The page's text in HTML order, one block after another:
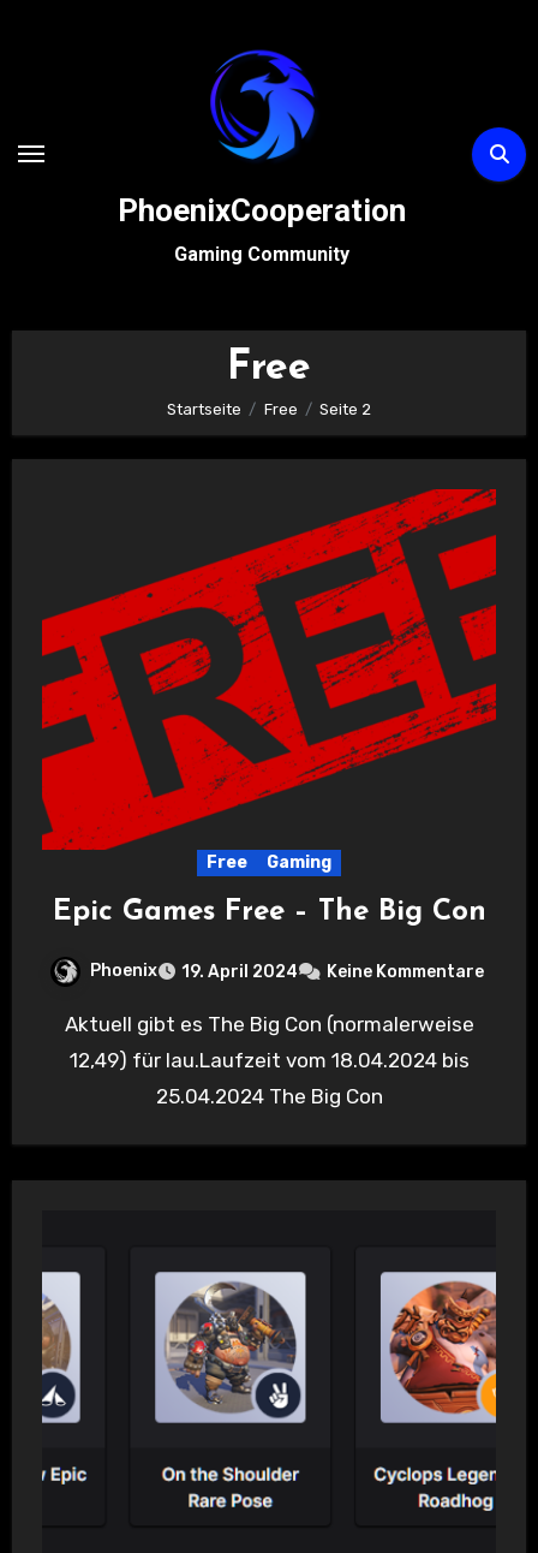
PhoenixCooperation
Gaming Community
Free
Startseite Free Seite 2
Free Gaming
Epic Games Free – The Big Con
Phoenix 19. April 2024 Keine Kommentare
Aktuell gibt es The Big Con (normalerweise
12,49) für lau.Laufzeit vom 18.04.2024 bis
25.04.2024 The Big Con